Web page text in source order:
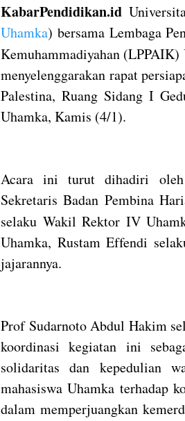
KabarPendidikan.id
Uhamka) bersama Lembaga
Kemuhammadiyahan
menyelenggarakan rapat
Palestina, Ruang Sidang I
Uhamka, Kamis (4/1).
Acara ini turut dihadiri
Sekretaris Badan Pembina
selaku Wakil Rektor IV
Uhamka, Rustam Effendi
jajarannya.
Prof Sudarnoto Abdul Hakim
koordinasi kegiatan ini
solidaritas dan kepedulian
mahasiswa Uhamka terhadap
dalam memperjuangkan